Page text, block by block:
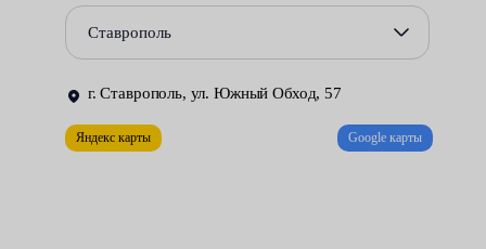
Ошибки в работе могут вызвать:
ухудшение управляемости транспортным средством;
повреждение ступиц, дисков и других элементов;
быстрое истирание протектора и т. д.
Ставрополь
г. Ставрополь, ул. Южный Обход, 57
Яндекс карты Google карты